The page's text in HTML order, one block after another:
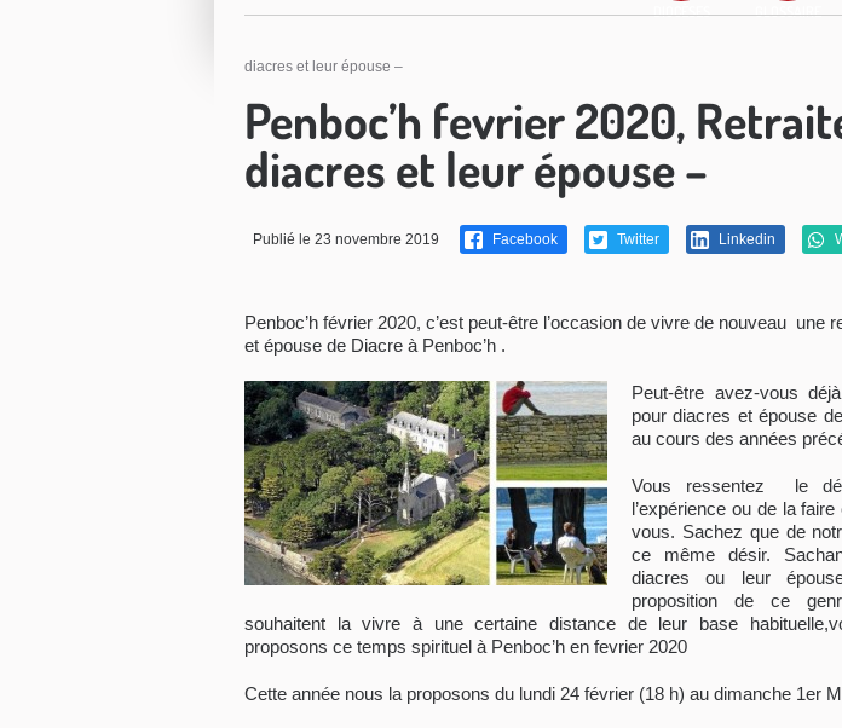
DIOCÈSES GLOSSAIRE
diacres et leur épouse –
Penboc’h fevrier 2020,
diacres et leur épouse –
Publié le 23 novembre 2019 Facebook Twitter Linkedin
Penboc’h février 2020, c’est peut-être l’occasion de vivre de nouveau une
et épouse de Diacre à Penboc’h .
Peut-être avez-vous
pour diacres et épouse
au cours des années
Vous ressentez le
l’expérience ou de la
vous. Sachez que de
ce même désir.
diacres ou leur
proposition de ce
souhaitent la vivre à une certaine distance de leur base
proposons ce temps spirituel à Penboc’h en fevrier 2020
Cette année nous la proposons du lundi 24 février (18 h) au dimanche 1er